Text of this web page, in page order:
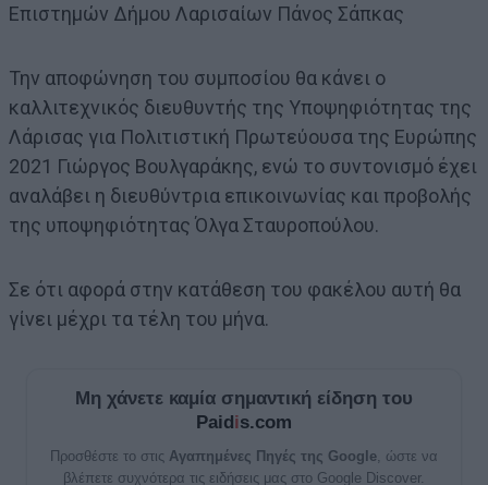
Επιστημών Δήμου Λαρισαίων Πάνος Σάπκας
Την αποφώνηση του συμποσίου θα κάνει ο
καλλιτεχνικός διευθυντής της Υποψηφιότητας της
Λάρισας για Πολιτιστική Πρωτεύουσα της Ευρώπης
2021 Γιώργος Βουλγαράκης, ενώ το συντονισμό έχει
αναλάβει η διευθύντρια επικοινωνίας και προβολής
της υποψηφιότητας Όλγα Σταυροπούλου.
Σε ότι αφορά στην κατάθεση του φακέλου αυτή θα
γίνει μέχρι τα τέλη του μήνα.
Μη χάνετε καμία σημαντική είδηση του
Paidis.com
Προσθέστε το στις Αγαπημένες Πηγές της Google , ώστε να
βλέπετε συχνότερα τις ειδήσεις μας στο Google Discover.